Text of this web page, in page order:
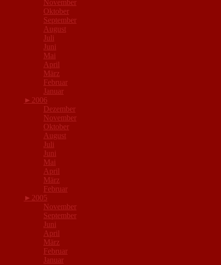
November
Oktober
September
August
Juli
Juni
Mai
April
März
Februar
Januar
► 2006
Dezember
November
Oktober
August
Juli
Juni
Mai
April
März
Februar
► 2005
November
September
Juni
April
März
Februar
Januar